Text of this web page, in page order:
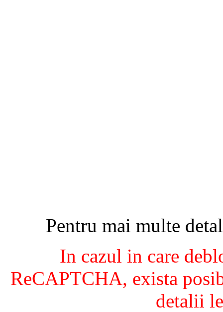
Pentru mai multe
In cazul in care
ReCAPTCHA, exista
detalii